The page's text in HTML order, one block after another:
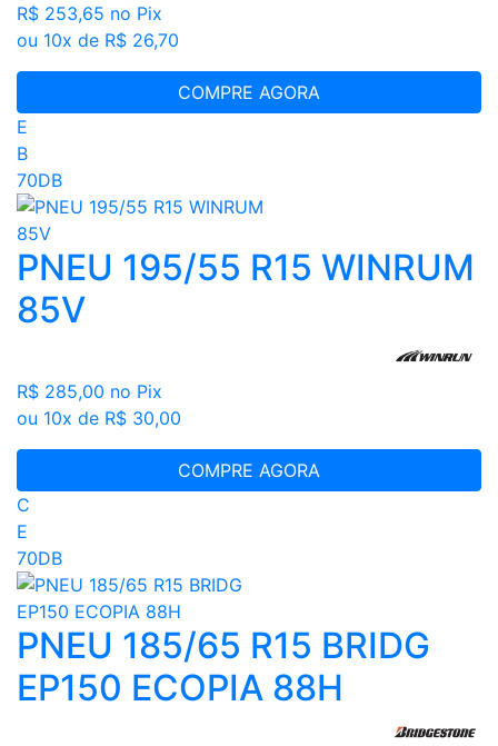
R$ 253,65 no Pix
ou 10x de R$ 26,70
COMPRE AGORA
E
B
70DB
PNEU 195/55 R15 WINRUM
85V
R$ 285,00 no Pix
ou 10x de R$ 30,00
COMPRE AGORA
C
E
70DB
PNEU 185/65 R15 BRIDG
EP150 ECOPIA 88H